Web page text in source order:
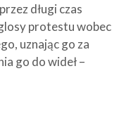
długi czas
protestu wobec
uznając go za
go do wideł –